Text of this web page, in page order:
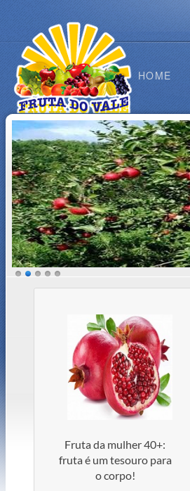
HOME
Fruta da mulher 40+:
fruta é um tesouro para
o corpo!